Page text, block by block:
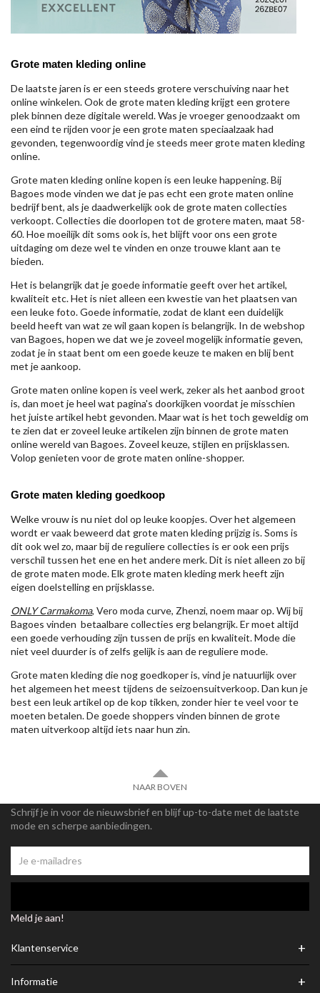
Grote maten kleding online
De laatste jaren is er een steeds grotere verschuiving naar het
online winkelen. Ook de grote maten kleding krijgt een grotere
plek binnen deze digitale wereld. Was je vroeger genoodzaakt om
een eind te rijden voor je een grote maten speciaalzaak had
gevonden, tegenwoordig vind je steeds meer grote maten kleding
online.
Grote maten kleding online kopen is een leuke happening. Bij
Bagoes mode vinden we dat je pas echt een grote maten online
bedrijf bent, als je daadwerkelijk ook de grote maten collecties
verkoopt. Collecties die doorlopen tot de grotere maten, maat 58-
60. Hoe moeilijk dit soms ook is, het blijft voor ons een grote
uitdaging om deze wel te vinden en onze trouwe klant aan te
bieden.
Het is belangrijk dat je goede informatie geeft over het artikel,
kwaliteit etc. Het is niet alleen een kwestie van het plaatsen van
een leuke foto. Goede informatie, zodat de klant een duidelijk
beeld heeft van wat ze wil gaan kopen is belangrijk. In de webshop
van Bagoes, hopen we dat we je zoveel mogelijk informatie geven,
zodat je in staat bent om een goede keuze te maken en blij bent
met je aankoop.
Grote maten online kopen is veel werk, zeker als het aanbod groot
is, dan moet je heel wat pagina's doorkijken voordat je misschien
het juiste artikel hebt gevonden. Maar wat is het toch geweldig om
te zien dat er zoveel leuke artikelen zijn binnen de grote maten
online wereld van Bagoes. Zoveel keuze, stijlen en prijsklassen.
Volop genieten voor de grote maten online-shopper.
Grote maten kleding goedkoop
Welke vrouw is nu niet dol op leuke koopjes. Over het algemeen
wordt er vaak beweerd dat grote maten kleding prijzig is. Soms is
dit ook wel zo, maar bij de reguliere collecties is er ook een prijs
verschil tussen het ene en het andere merk. Dit is niet alleen zo bij
de grote maten mode. Elk grote maten kleding merk heeft zijn
eigen doelstelling en prijsklasse.
ONLY Carmakoma, Vero moda curve, Zhenzi, noem maar op. Wij bij
Bagoes vinden betaalbare collecties erg belangrijk. Er moet altijd
een goede verhouding zijn tussen de prijs en kwaliteit. Mode die
niet veel duurder is of zelfs gelijk is aan de reguliere mode.
Grote maten kleding die nog goedkoper is, vind je natuurlijk over
het algemeen het meest tijdens de seizoensuitverkoop. Dan kun je
best een leuk artikel op de kop tikken, zonder hier te veel voor te
moeten betalen. De goede shoppers vinden binnen de grote
maten uitverkoop altijd iets naar hun zin.
NAAR BOVEN
Schrijf je in voor de nieuwsbrief en blijf up-to-date met de laatste
mode en scherpe aanbiedingen.
Meld je aan!
Klantenservice +
Informatie +